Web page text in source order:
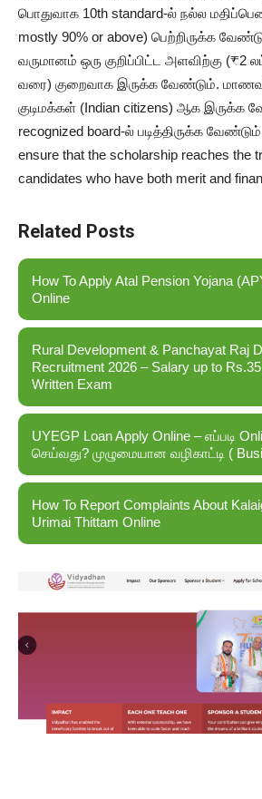
பொதுவாக 10th standard-ல் நல்ல
mostly 90% or above) பெற்றிருக்க
வருமானம் ஒரு குறிப்பிட்ட அளவிற்கு (₹2
வரை) குறைவாக இருக்க வேண்டும்.
குடிமக்கள் (Indian citizens) ஆக இருக்க
recognized board-ல் படித்திருக்க
ensure that the scholarship reaches the
candidates who have both merit and
Related Posts
How To Apply Atal Pension Yojana
Online
Rural Development & Panchayat Raj
Recruitment 2026 – Salary up to
Written Exam
UYEGP Loan Apply Online – எப்படி
செய்வது? முழுமையான வழிகாட்டி (
How To Report Complaints About
Urimai Thittam Online